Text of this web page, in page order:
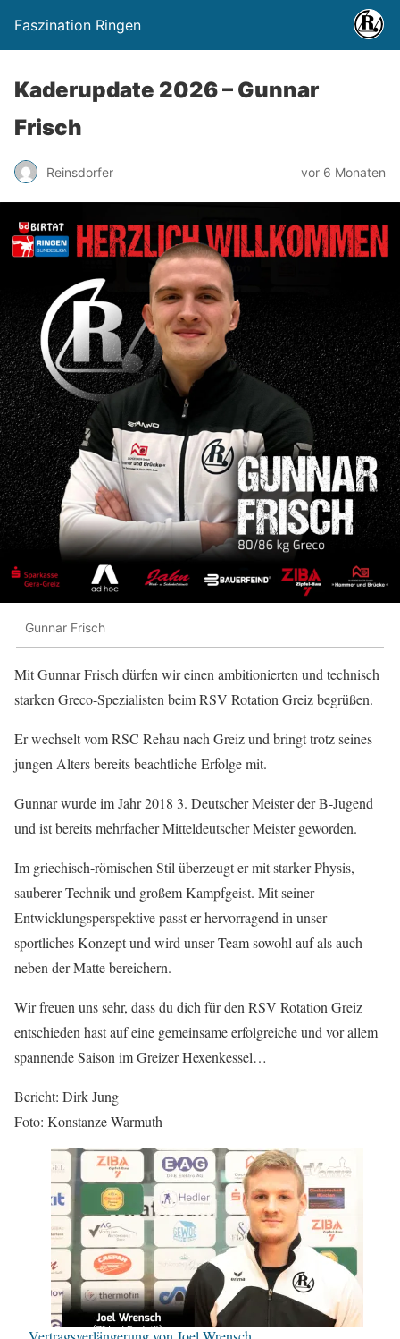
Faszination Ringen
Kaderupdate 2026 – Gunnar
Frisch
Reinsdorfer vor 6 Monaten
Gunnar Frisch
Mit Gunnar Frisch dürfen wir einen ambitionierten und technisch
starken Greco-Spezialisten beim RSV Rotation Greiz begrüßen.
Er wechselt vom RSC Rehau nach Greiz und bringt trotz seines
jungen Alters bereits beachtliche Erfolge mit.
Gunnar wurde im Jahr 2018 3. Deutscher Meister der B-Jugend
und ist bereits mehrfacher Mitteldeutscher Meister geworden.
Im griechisch-römischen Stil überzeugt er mit starker Physis,
sauberer Technik und großem Kampfgeist. Mit seiner
Entwicklungsperspektive passt er hervorragend in unser
sportliches Konzept und wird unser Team sowohl auf als auch
neben der Matte bereichern.
Wir freuen uns sehr, dass du dich für den RSV Rotation Greiz
entschieden hast auf eine gemeinsame erfolgreiche und vor allem
spannende Saison im Greizer Hexenkessel…
Bericht: Dirk Jung
Foto: Konstanze Warmuth